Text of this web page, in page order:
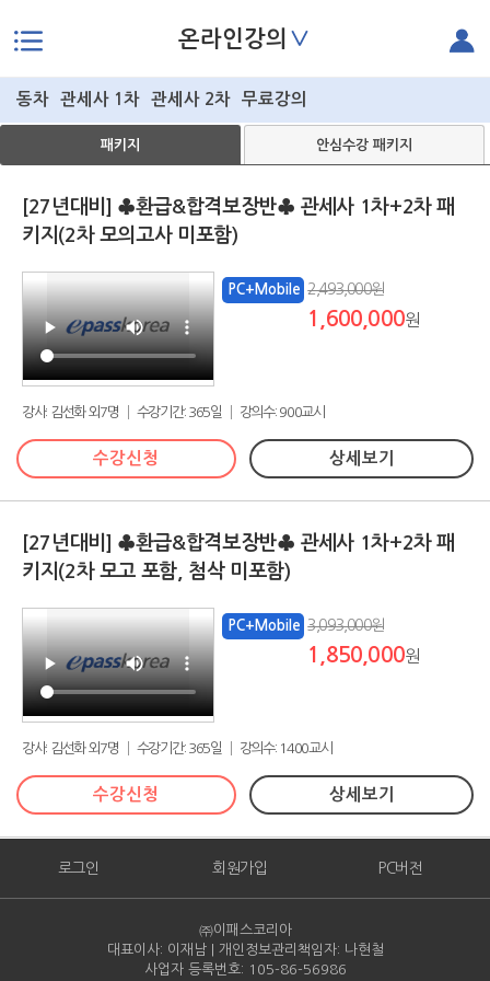
온라인강의 ∨
동차 관세사 1차 관세사 2차 무료강의
패키지 안심수강 패키지
[27년대비] ♣환급&합격보장반♣ 관세사 1차+2차 패
키지(2차 모의고사 미포함)
PC+Mobile 2,493,000원
1,600,000원
강사: 김선화 외7명 │ 수강기간: 365일 │ 강의수: 900교시
수강신청 상세보기
[27년대비] ♣환급&합격보장반♣ 관세사 1차+2차 패
키지(2차 모고 포함, 첨삭 미포함)
PC+Mobile 3,093,000원
1,850,000원
강사: 김선화 외7명 │ 수강기간: 365일 │ 강의수: 1400교시
수강신청 상세보기
로그인 회원가입 PC버전
㈜이패스코리아
대표이사: 이재남 | 개인정보관리책임자: 나현철
사업자 등록번호: 105-86-56986